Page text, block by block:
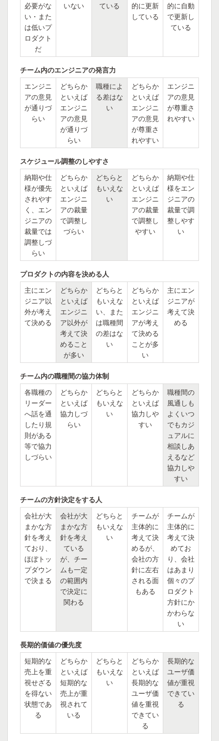
必要がな
い・また
は低いプ
ロダクト
だ
いない
ている
的に更新
している
的に自動
で更新し
ている
チーム内のエンジニアの発言力
エンジニ
アの意見
が通りづ
らい
どちらか
といえば
エンジニ
アの意見
が通りづ
らい
職種によ
る差はな
い
どちらか
といえば
エンジニ
アの意見
が尊重さ
れやすい
エンジニ
アの意見
が尊重さ
れやすい
スケジュール調整のしやすさ
納期や仕
様が優先
されやす
く、エン
ジニアの
裁量では
調整しづ
らい
どちらか
といえば
エンジニ
アの裁量
で調整し
づらい
どちらと
もいえな
い
どちらか
といえば
エンジニ
アの裁量
で調整し
やすい
納期や仕
様をエン
ジニアの
裁量で調
整しやす
い
プロダクトの内容を決める人
主にエン
ジニア以
外が考え
て決める
どちらか
といえば
エンジニ
ア以外が
考えて決
めること
が多い
どちらと
もいえな
い、また
は職種間
の差はな
い
どちらか
といえば
エンジニ
アが考え
て決める
ことが多
い
主にエン
ジニアが
考えて決
める
チーム内の職種間の協力体制
各職種の
リーダー
へ話を通
したり規
則がある
等で協力
しづらい
どちらか
といえば
協力しづ
らい
どちらと
もいえな
い
どちらか
といえば
協力しや
すい
職種間の
風通しも
よくいつ
でもカジ
ュアルに
相談しあ
えるなど
協力しや
すい
チームの方針決定をする人
会社が大
まかな方
針を考え
ており、
ほぼトッ
プダウン
で決まる
会社が大
まかな方
針を考え
ている
が、チー
ムも一定
の範囲内
で決定に
関わる
どちらと
もいえな
い
チームが
主体的に
考えて決
めるが、
会社の方
針に左右
される面
もある
チームが
主体的に
考えて決
めてお
り、会社
はあまり
個々のプ
ロダクト
方針にか
かわらな
い
長期的価値の優先度
短期的な
売上を重
視せざる
を得ない
状態であ
る
どちらか
といえば
短期的な
売上が重
視されて
いる
どちらと
もいえな
い
どちらか
といえば
長期的な
ユーザ価
値を重視
できてい
る
長期的な
ユーザ価
値が重視
できてい
る